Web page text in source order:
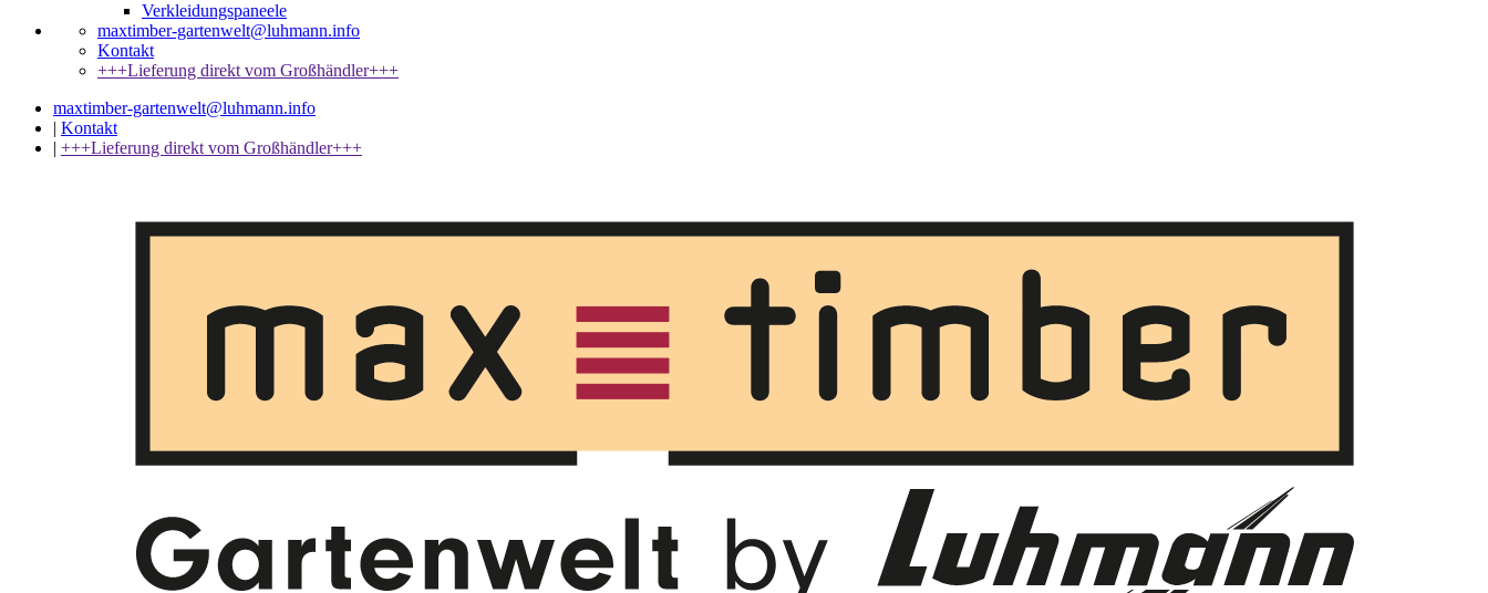
Verkleidungspaneele
maxtimber-gartenwelt@luhmann.info
Kontakt
+++Lieferung direkt vom Großhändler+++
maxtimber-gartenwelt@luhmann.info
| Kontakt
| +++Lieferung direkt vom Großhändler+++